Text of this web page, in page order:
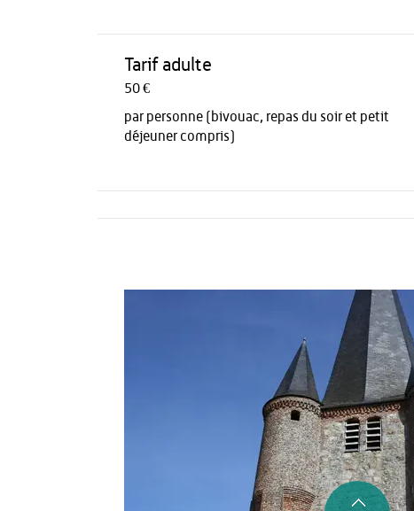
Tarif adulte
50 €
par personne (bivouac, repas du soir et petit
déjeuner compris)